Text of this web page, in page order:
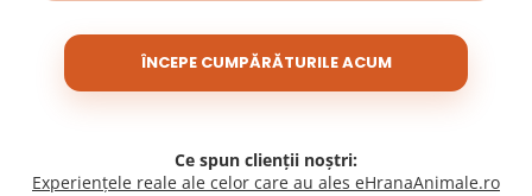
ÎNCEPE CUMPĂRĂTURILE ACUM
Ce spun clienții noștri:
Experiențele reale ale celor care au ales eHranaAnimale.ro